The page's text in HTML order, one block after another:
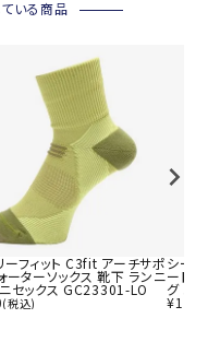
いる商品
ーフィット C3fit アーチサポ
ーターソックス 靴下 ランニ
セックス GC23301-LO
(税込)
シー
ート
グ ユ
¥